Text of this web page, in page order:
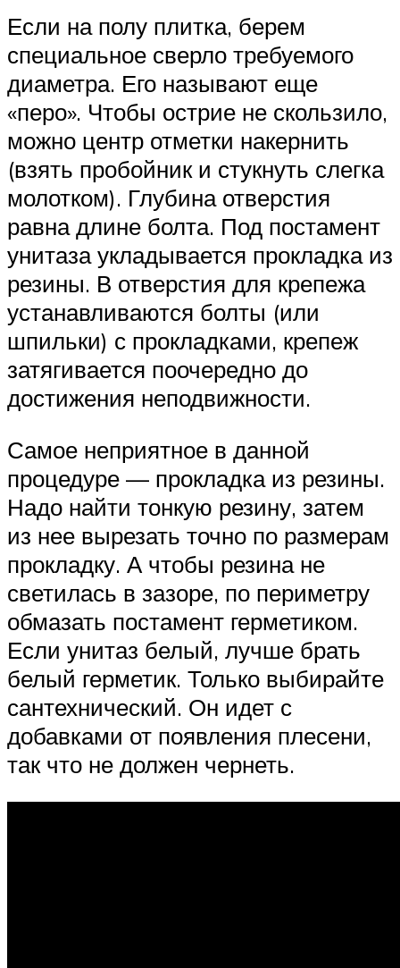
Если на полу плитка, берем
специальное сверло требуемого
диаметра. Его называют еще
«перо». Чтобы острие не скользило,
можно центр отметки накернить
(взять пробойник и стукнуть слегка
молотком). Глубина отверстия
равна длине болта. Под постамент
унитаза укладывается прокладка из
резины. В отверстия для крепежа
устанавливаются болты (или
шпильки) с прокладками, крепеж
затягивается поочередно до
достижения неподвижности.
Самое неприятное в данной
процедуре — прокладка из резины.
Надо найти тонкую резину, затем
из нее вырезать точно по размерам
прокладку. А чтобы резина не
светилась в зазоре, по периметру
обмазать постамент герметиком.
Если унитаз белый, лучше брать
белый герметик. Только выбирайте
сантехнический. Он идет с
добавками от появления плесени,
так что не должен чернеть.